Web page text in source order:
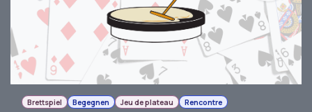
Brettspiel Begegnen Jeu de plateau Rencontre